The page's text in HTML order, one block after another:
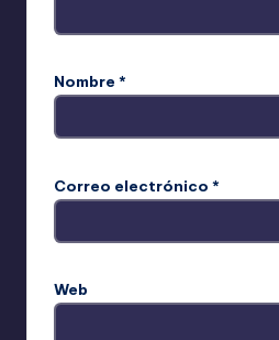
Nombre *
Correo electrónico *
Web